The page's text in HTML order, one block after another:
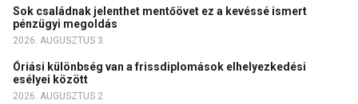
Sok családnak jelenthet mentőövet ez a kevéssé ismert
pénzügyi megoldás
2026. AUGUSZTUS 3.
Óriási különbség van a frissdiplomások elhelyezkedési
esélyei között
2026. AUGUSZTUS 2.